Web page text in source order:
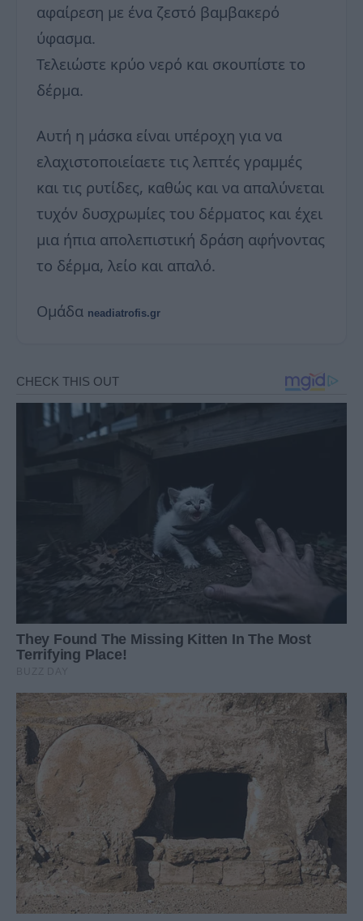
αφαίρεση με ένα ζεστό βαμβακερό
ύφασμα.
Τελειώστε κρύο νερό και σκουπίστε το
δέρμα.
Αυτή η μάσκα είναι υπέροχη για να
ελαχιστοποιείαετε τις λεπτές γραμμές
και τις ρυτίδες, καθώς και να απαλύνεται
τυχόν δυσχρωμίες του δέρματος και έχει
μια ήπια απολεπιστική δράση αφήνοντας
το δέρμα, λείο και απαλό.
Ομάδα neadiatrofis.gr